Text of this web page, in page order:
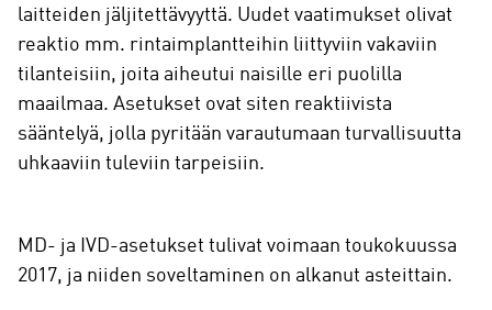
laitteiden jäljitettävyyttä. Uudet vaatimukset olivat
reaktio mm. rintaimplantteihin liittyviin vakaviin
tilanteisiin, joita aiheutui naisille eri puolilla
maailmaa. Asetukset ovat siten reaktiivista
sääntelyä, jolla pyritään varautumaan turvallisuutta
uhkaaviin tuleviin tarpeisiin.
MD- ja IVD-asetukset tulivat voimaan toukokuussa
2017, ja niiden soveltaminen on alkanut asteittain.